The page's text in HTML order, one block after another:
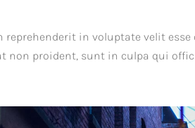
reprehenderit in voluptate velit
non proident, sunt in culpa qui